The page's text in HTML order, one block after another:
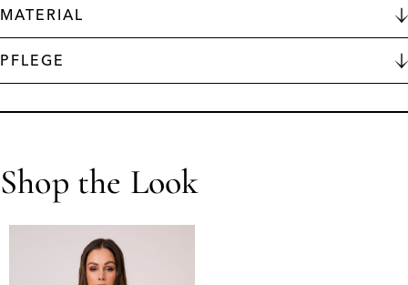
MATERIAL
PFLEGE
Shop the Look